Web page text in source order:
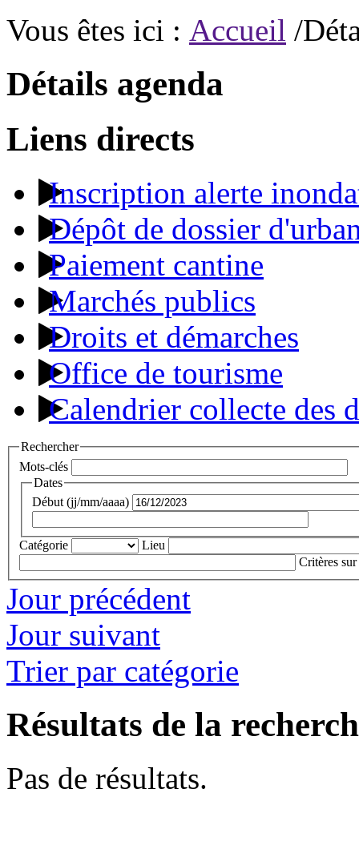
Vous êtes ici : Accueil /
Détails agenda
Liens directs
Inscription alerte
Dépôt de dossier
Paiement cantine
Marchés publics
Droits et démarches
Office de tourisme
Calendrier collecte des
Rechercher
Mots-clés
Dates
Début (jj/mm/aaaa)
Catégorie
Lieu
Critères sur
Jour précédent
Jour suivant
Trier par catégorie
Résultats de la
Pas de résultats.